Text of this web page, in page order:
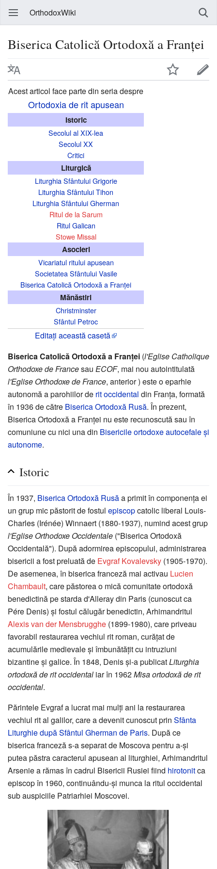
OrthodoxWiki
Biserica Catolică Ortodoxă a Franței
Acest articol face parte din seria despre
Ortodoxia de rit apusean
Istoric
Secolul al XIX-lea
Secolul XX
Critici
Liturgică
Liturghia Sfântului Grigorie
Liturghia Sfântului Tihon
Liturghia Sfântului Gherman
Ritul de la Sarum
Ritul Galican
Stowe Missal
Asocieri
Vicariatul ritului apusean
Societatea Sfântului Vasile
Biserica Catolică Ortodoxă a Franței
Mănăstiri
Christminster
Sfântul Petroc
Editați această casetă
Biserica Catolică Ortodoxă a Franței (l'Eglise Catholique
Orthodoxe de Francesau ECOF, mai nou autointitulată
l'Eglise Orthodoxe de France, anterior ) este o eparhie
autonomă a parohiilor de rit occidental din Franţa, formată
în 1936 de către Biserica Ortodoxă Rusă. În prezent,
Biserica Ortodoxă a Franţei nu este recunoscută sau în
comuniune cu nici una din Bisericile ortodoxe autocefale şi
autonome.
Istoric
În 1937, Biserica Ortodoxă Rusăa primit în componenţa ei
un grup mic păstorit de fostul episcopcatolic liberal Louis-
Charles (Irénée) Winnaert (1880-1937), numind acest grup
l'Eglise Orthodoxe Occidentale ("Biserica Ortodoxă
Occidentală"). După adormirea episcopului, administrarea
bisericii a fost preluată de Evgraf Kovalevsky (1905-1970).
De asemenea, în biserica franceză mai activau Lucien
Chambault, care păstorea o mică comunitate ortodoxă
benedictină pe starda d'Alleray din Paris (cunoscut ca
Pére Denis) şi fostul călugăr benedictin, Arhimandritul
Alexis van der Mensbrugghe (1899-1980), care priveau
favorabil restaurarea vechiul rit roman, curăţat de
acumulările medievale şi îmbunătăţit cu intruziuni
bizantine şi galice. În 1848, Denis şi-a publicatLiturghia
ortodoxă de rit occidental iar în 1962Misa ortodoxă de rit
occidental.
Părintele Evgraf a lucrat mai mulţi ani la restaurarea
vechiul rit al galilor, care a devenit cunoscut prin Sfânta
Liturghie după Sfântul Gherman de Paris. După ce
biserica franceză s-a separat de Moscova pentru a-şi
putea păstra caracterul apusean al liturghiei, Arhimandritul
Arsenie a rămas în cadrul Bisericii Rusiei fiind hirotonitca
episcop în 1960, continuându-şi munca la ritul occidental
sub auspiciile Patriarhiei Moscovei.